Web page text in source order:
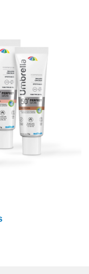
proporciona
y
y es ideal para
de última
de la Piel.